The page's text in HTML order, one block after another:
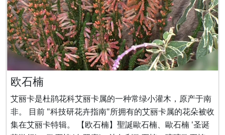
欧石楠
艾丽卡是杜鹃花科艾丽卡属的一种常绿小灌木，原产于南
非。 目前 "科技研花卉指南"所拥有的艾丽卡属的花朵被收
集在艾丽卡特辑。 【欧石楠】聖誕歐石楠、歐石楠 '圣诞